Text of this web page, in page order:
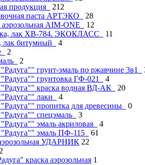
продукция
212
паста АРТЭКО
28
аэрозольная AIM-ONE
12
лак ХВ-784. ЭКОКЛАСС
11
лак битумный
4
2
2
грунт-эмаль по ржавчине 3в1
грунтовка ГФ-021
4
краска водная ВД-АК
20
лаки
4
пропитка для древесины
0
спецэмаль
3
эмаль акриловая
4
эмаль ПФ-115
61
УДАРНИК 22
2
краска аэрозольная 1